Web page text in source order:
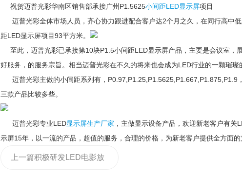
祝贺迈普光彩华南区销售部承接广州P1.5625小间距LED显示屏项目
迈普光彩全体市场人员，齐心协力跟进配合客户达2个月之久，在同行高中
距LED显示屏项目93平方米。
至此，迈普光彩已承接第10块P1.5小间距LED显示屏产品，主要是会议室，
好服务，的服务宗旨。相当迈普光彩在不久的将来也会成为LED行业的一颗璀璨
迈普光彩主做的小间距系列有，P0.97,P1.25,P1.5625,P1.667,P1.875,P1.9
三款产品比较多些。
迈普光彩专业LED显示屏生产厂家 ，主做显示设备产品，欢迎新老客户有
示屏15年，以一流的产品，超值的服务，合理的价格，为新老客户提供全方面的
上一篇积极研发LED电影放